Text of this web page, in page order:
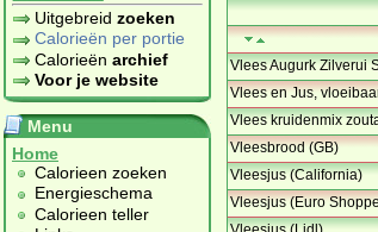
Uitgebreid zoeken
Calorieën per portie
Calorieën archief
Voor je website
Menu
Home
Calorieen zoeken
Energieschema
Calorieen teller
Vlees Augurk Zilverui
Vlees en Jus,
Vlees kruidenmix
Vleesbrood (GB)
Vleesjus (California)
Vleesjus (Euro